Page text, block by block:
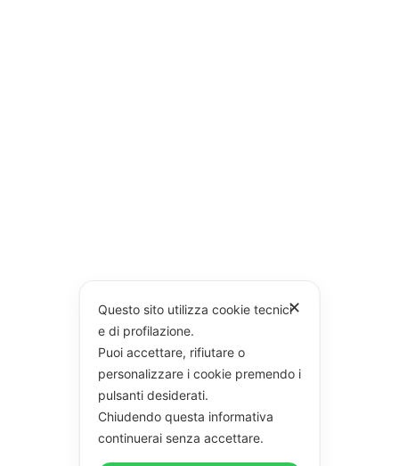
✕
Questo sito utilizza cookie tecnici
e di profilazione.
Puoi accettare, rifiutare o
personalizzare i cookie premendo i
pulsanti desiderati.
Chiudendo questa informativa
continuerai senza accettare.